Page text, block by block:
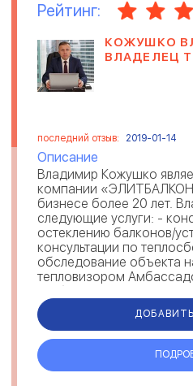
Рейтинг:
КОЖУШКО
ВЛАДЕЛЕЦ
последний отзыв: 2019-01-14
Описание
Владимир Кожушко
компании
бизнесе более 20 лет.
следующие услуги: -
остеклению балконов/
консультации по
обследование объекта
тепловизором
клуба...